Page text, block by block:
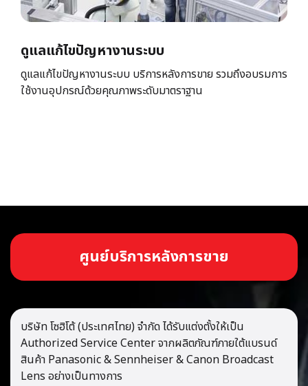
ดูแลแก้ไขปัญหางานระบบ
ดูแลแก้ไขปัญหางานระบบ บริการหลังการขาย รวมถึงอบรมการ
ใช้งานอุปกรณ์ด้วยคุณภาพระดับมาตราฐาน
ศูนย์บริการหลังการขาย
บริษัท โซฮิโต้ (ประเทศไทย) จำกัด ได้รับแต่งตั้งให้เป็น
Authorized Service Center จากผลิตภัณฑ์ภายใต้แบรนด์
สินค้า Panasonic & Sennheiser & Canon Broadcast
Lens อย่างเป็นทางการ